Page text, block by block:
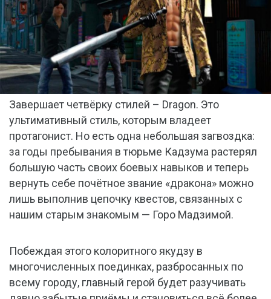
Завершает четвёрку стилей – Dragon. Это
ультимативный стиль, которым владеет
протагонист. Но есть одна небольшая загвоздка:
за годы пребывания в тюрьме Кадзума растерял
большую часть своих боевых навыков и теперь
вернуть себе почётное звание «дракона» можно
лишь выполнив цепочку квестов, связанных с
нашим старым знакомым — Горо Мадзимой.
Побеждая этого колоритного якудзу в
многочисленных поединках, разбросанных по
всему городу, главный герой будет разучивать